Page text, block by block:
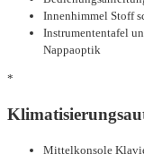
Innenhimmel Stoff
Instrumententafel
Nappaoptik
*
Mittelkonsole